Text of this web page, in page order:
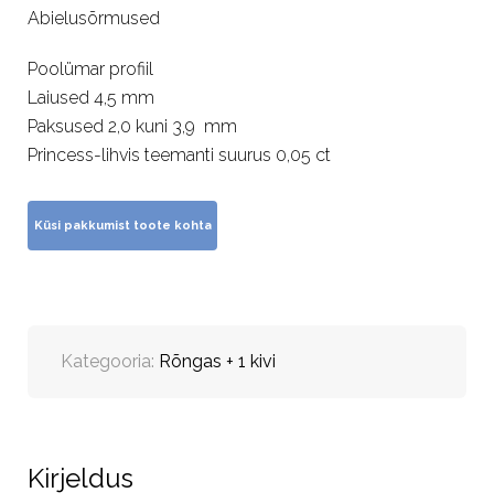
Abielusõrmused
Poolümar profiil
Laiused 4,5 mm
Paksused 2,0 kuni 3,9 mm
Princess-lihvis teemanti suurus 0,05 ct
Kategooria: Rõngas + 1 kivi
Kirjeldus